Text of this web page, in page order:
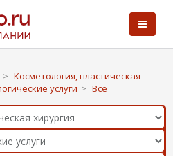
> Косметология, пластическая
услуги > Все